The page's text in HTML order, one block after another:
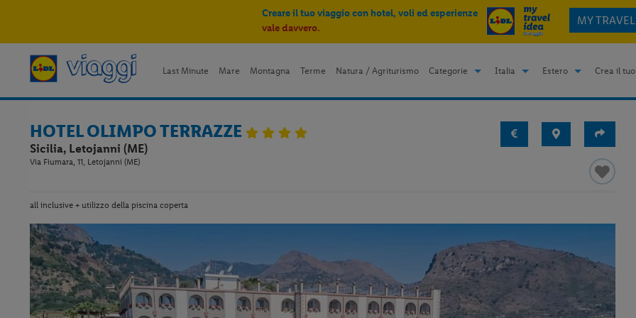
Creare il tuo viaggio con hotel, voli ed esperienze
vale davvero.
MY
Last Minute Mare Montagna Terme Natura / Agriturismo Categorie Italia Estero Crea il
HOTEL OLIMPO TERRAZZE
Sicilia, Letojanni (ME)
Via Fiumara, 11, Letojanni (ME)
all inclusive + utilizzo della piscina coperta